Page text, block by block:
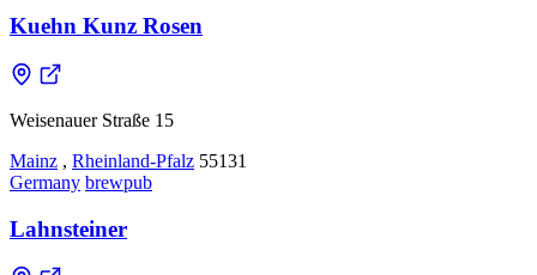
Kuehn Kunz Rosen
Weisenauer Straße 15
Mainz , Rheinland-Pfalz 55131
Germany brewpub
Lahnsteiner